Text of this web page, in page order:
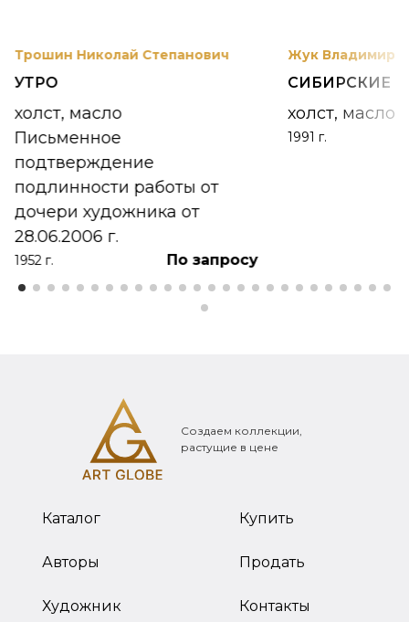
Трошин Николай Степанович
УТРО
холст, масло
Письменное
подтверждение
подлинности работы от
дочери художника от
28.06.2006 г.
1952 г. По запросу
Жук Владимир
СИБИРСКИЕ
холст, масло
1991 г.
Создаем коллекции,
растущие в цене
Каталог
Авторы
Художник
Купить
Продать
Контакты